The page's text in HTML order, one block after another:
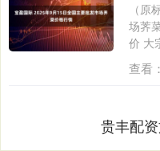
（
场荠
价 大
查看：
贵丰配